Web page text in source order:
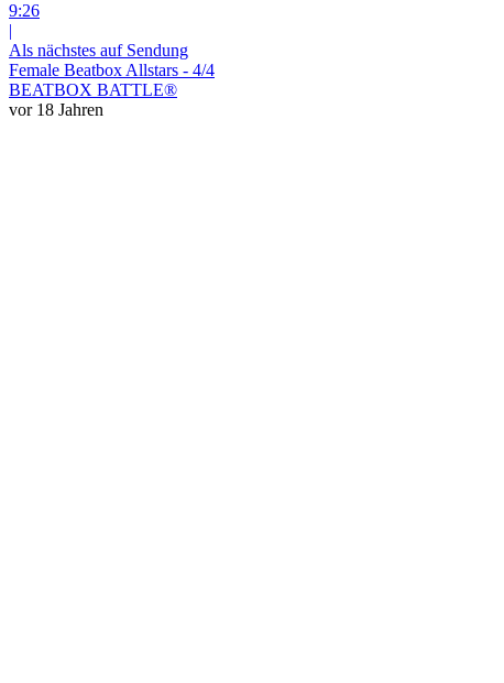
9:26
|
Als nächstes auf Sendung
Female Beatbox Allstars - 4/4
BEATBOX BATTLE®
vor 18 Jahren